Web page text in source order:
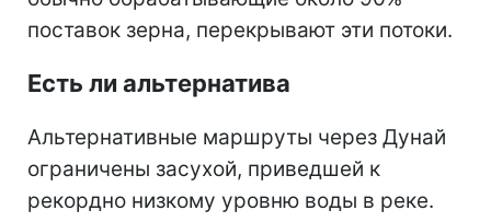
поставок зерна, перекрывают эти потоки.
Есть ли альтернатива
Альтернативные маршруты через Дунай
ограничены засухой, приведшей к
рекордно низкому уровню воды в реке.